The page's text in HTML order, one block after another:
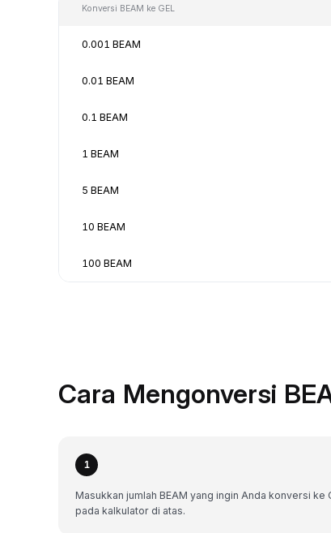
Konversi BEAM ke GEL
0.001 BEAM
0.01 BEAM
0.1 BEAM
1 BEAM
5 BEAM
10 BEAM
100 BEAM
Cara Mengonversi
1
Masukkan jumlah BEAM yang ingin Anda konversi ke
pada kalkulator di atas.